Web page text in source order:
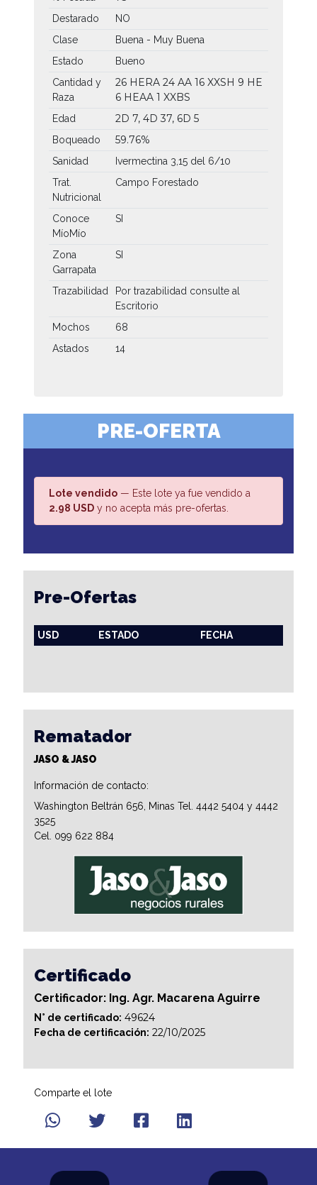
Destarado
NO
Clase
Buena - Muy Buena
Estado
Bueno
Cantidad y
Raza
26 HERA 24 AA 16 XXSH 9 HE
6 HEAA 1 XXBS
Edad 2D 7, 4D 37, 6D 5
Boqueado 59.76%
Sanidad
Ivermectina 3,15 del 6/10
Trat.
Nutricional
Campo Forestado
Conoce
MíoMío
SI
Zona
Garrapata
SI
Trazabilidad
Por trazabilidad consulte al
Escritorio
Mochos
68
Astados
14
PRE-OFERTA
Lote vendido — Este lote ya fue vendido a
2.98 USD y no acepta más pre-ofertas.
Pre-Ofertas
USD ESTADO FECHA
Rematador
JASO & JASO
Información de contacto:
Washington Beltrán 656, Minas Tel. 4442 5404 y 4442
3525
Cel. 099 622 884
Certificado
Certificador: Ing. Agr. Macarena Aguirre
N° de certificado: 49624
Fecha de certificación: 22/10/2025
Comparte el lote